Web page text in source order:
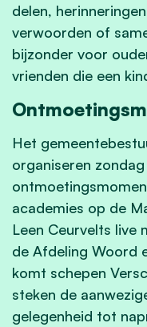
delen,
verwoorden of
bijzonder voor
vrienden die een
Het
organiseren
academies op de
Leen Ceurvelts live
de Afdeling Woord
komt schepen
steken de
gelegenheid tot